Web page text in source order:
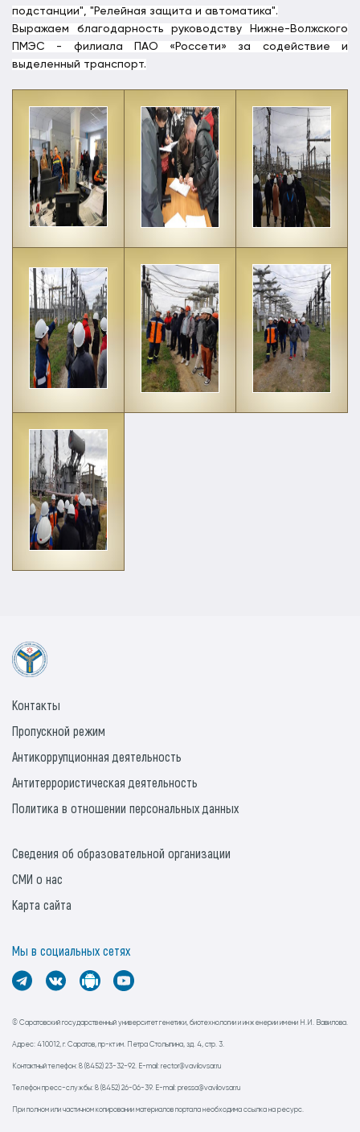
подстанции", "Релейная защита и автоматика".
Выражаем благодарность руководству Нижне-Волжского
ПМЭС - филиала ПАО «Россети» за содействие и
выделенный транспорт.
© Саратовский государственный университет генетики, биотехнологии и инженерии имени Н.И. Вавилова.
Адрес: 410012, г. Саратов, пр-кт им. Петра Столыпина, зд. 4, стр. 3.
Контактный телефон: 8 (8452) 23-32-92. E-mail: rector@vavilovsar.ru
Телефон пресс-службы: 8 (8452) 26-06-39. E-mail: pressa@vavilovsar.ru
При полном или частичном копировании материалов портала необходима ссылка на ресурс.
Контакты
Пропускной режим
Антикоррупционная деятельность
Антитеррористическая деятельность
Политика в отношении персональных данных
Сведения об образовательной организации
СМИ о нас
Карта сайта
Мы в социальных сетях